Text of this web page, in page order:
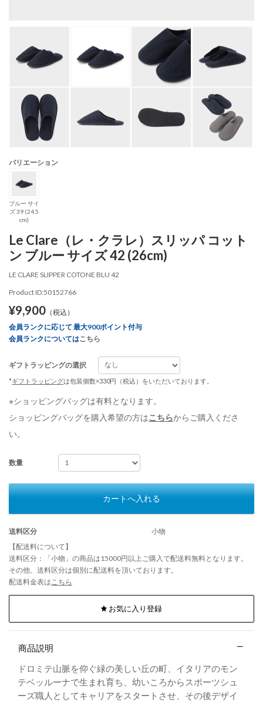
バリエーション
ブルー サイ
ズ 39 (24.5
cm)
Le Clare（レ・クラレ）スリッパ コット
ン ブルー サイズ 42 (26cm)
LE CLARE SLIPPER COTONE BLU 42
Product ID:50152766
¥9,900 （税込）
会員ランクに応じて 最大900ポイント付与
会員ランクについてはこちら
ギフトラッピングの選択
*ギフトラッピングは包装個数×330円（税込）をいただいております。
※ショッピングバッグは有料となります。
ショッピングバッグを購入希望の方はこちらからご購入くださ
い。
数量
カートへ入れる
送料区分
小物
【配送料について】
送料区分：「小物」の商品は15000円以上ご購入で配送料無料となります。
その他、送料区分は個別に配送料を頂いております。
配送料金表は こちら
お気に入り登録
商品説明
ドロミテ山脈を仰ぐ緑の美しい丘の町、イタリアのモン
テベッルーナで生まれ育ち、幼いころからスポーツシュ
ーズ職人としてキャリアをスタートさせ、その後デザイ